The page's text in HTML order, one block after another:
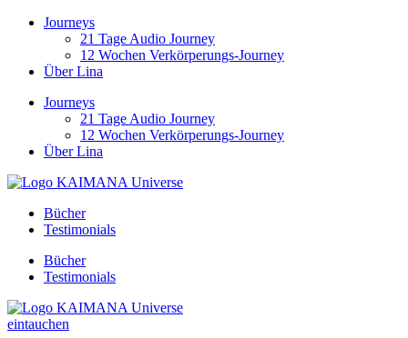
Zum
Journeys
21 Tage Audio Journey
12 Wochen Verkörperungs-Journey
Über Lina
Journeys
21 Tage Audio Journey
12 Wochen Verkörperungs-Journey
Über Lina
Bücher
Testimonials
Bücher
Testimonials
eintauchen